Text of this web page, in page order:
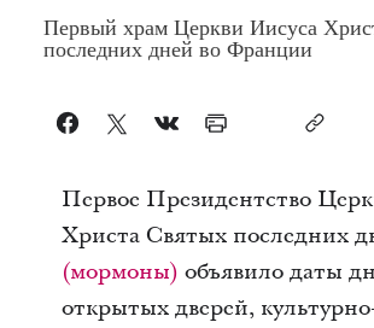
Первый храм Церкви Иисуса
последних дней во Франции
Первое Президентство
Христа Святых последних
(мормоны) объявило даты
открытых дверей,